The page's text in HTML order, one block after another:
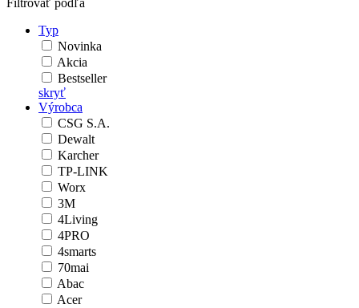
Filtrovať podľa
Typ
Novinka
Akcia
Bestseller
skryť
Výrobca
CSG S.A.
Dewalt
Karcher
TP-LINK
Worx
3M
4Living
4PRO
4smarts
70mai
Abac
Acer